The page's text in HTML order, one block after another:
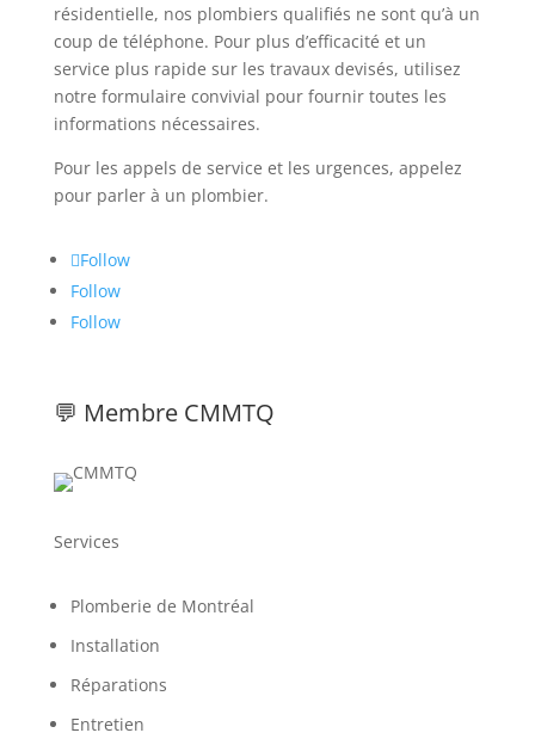
résidentielle, nos plombiers qualifiés ne sont qu’à un
coup de téléphone. Pour plus d’efficacité et un
service plus rapide sur les travaux devisés, utilisez
notre formulaire convivial pour fournir toutes les
informations nécessaires.
Pour les appels de service et les urgences, appelez
pour parler à un plombier.
Follow
Follow
Follow
💬 Membre CMMTQ
Services
Plomberie de Montréal
Installation
Réparations
Entretien